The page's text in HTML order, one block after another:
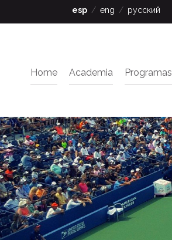
esp eng русский
Home Academia Programas